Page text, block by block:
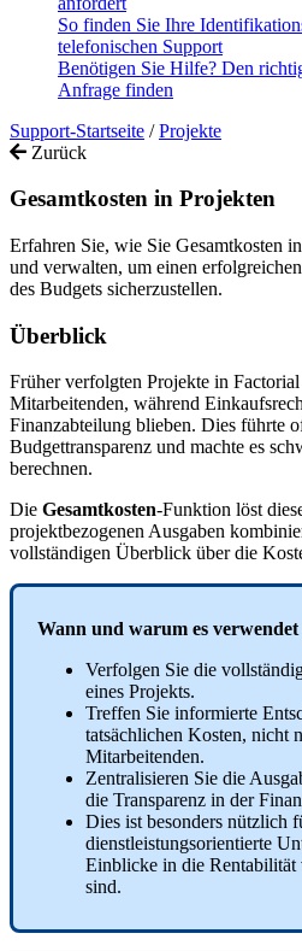
So finden Sie Ihre
telefonischen Support
Benötigen Sie Hilfe? Den
Anfrage finden
Support-Startseite / Projekte
Zurück
Gesamtkosten in Projekten
Erfahren Sie, wie Sie Gesamtkosten
und verwalten, um einen
des Budgets sicherzustellen.
Überblick
Früher verfolgten Projekte in Factorial
Mitarbeitenden, während
Finanzabteilung blieben. Dies führte
Budgettransparenz und machte es
berechnen.
Die Gesamtkosten-Funktion löst
projektbezogenen Ausgaben
vollständigen Überblick über die
Wann und warum es verwendet
Verfolgen Sie die vollstä
eines Projekts.
Treffen Sie informierte
tatsächlichen Kosten, nicht
Mitarbeitenden.
Zentralisieren Sie die
die Transparenz in der
Dies ist besonders nützlich f
dienstleistungsorientierte
Einblicke in die Rentabilität
sind.